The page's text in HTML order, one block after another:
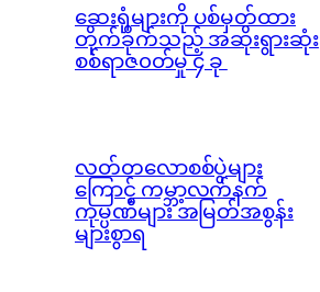
ဆေးရုံများကို ပစ်မှတ်ထား
တိုက်ခိုက်သည့် အဆိုးရွားဆုံး
စစ်ရာဇ၀တ်မှု ၄ ခု
လတ်တလောစစ်ပွဲများ
ကြောင့် ကမ္ဘာ့လက်နက်
ကုမ္ပဏီများ အမြတ်အစွန်း
များစွာရ